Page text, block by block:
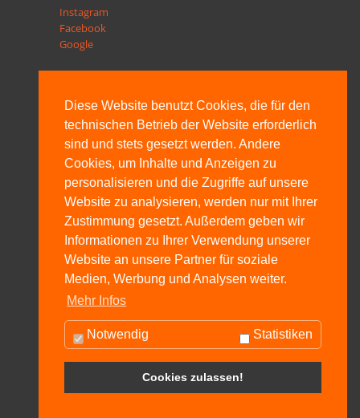
Diese Website benutzt Cookies, die für den
technischen Betrieb der Website erforderlich
sind und stets gesetzt werden. Andere
Cookies, um Inhalte und Anzeigen zu
personalisieren und die Zugriffe auf unsere
Website zu analysieren, werden nur mit Ihrer
Zustimmung gesetzt. Außerdem geben wir
Informationen zu Ihrer Verwendung unserer
Website an unsere Partner für soziale
Medien, Werbung und Analysen weiter.
Mehr Infos
Notwendig Statistiken
Cookies zulassen!
Instagram
Facebook
Google
Gesamtprospekt Stelzlager Terrassenlager
Kombinationsmöglichkeiten Stelzlager
Höhenverstellbares Stelzlager
Anwendung Stelzlager
Bedarfskalkulation Stelzlager
Flyer Stelzlager Terrassenlager